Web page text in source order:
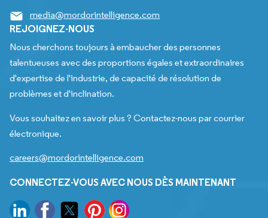
media@mordorintelligence.com
REJOIGNEZ-NOUS
Nous cherchons toujours à embaucher des personnes
talentueuses avec des proportions égales et extraordinaires
d'expertise de l'industrie, de capacité de résolution de
problèmes et d'inclination.
Vous souhaitez en savoir plus ? Contactez-nous par courrier
électronique.
careers@mordorintelligence.com
CONNECTEZ-VOUS AVEC NOUS DÈS MAINTENANT